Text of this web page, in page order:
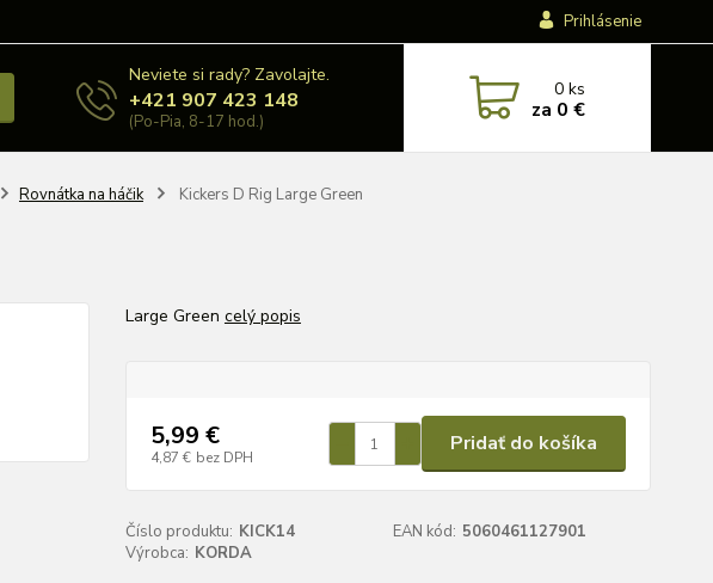
Prihlásenie
Neviete si rady? Zavolajte.
+421 907 423 148
(Po-Pia, 8-17 hod.)
0ks
za 0 €
Rovnátka na háčik Kickers D Rig Large Green
Large Green celý popis
5,99 €
4,87 € bez DPH
Pridať do košíka
Číslo produktu: KICK14 EAN kód: 5060461127901
Výrobca: KORDA